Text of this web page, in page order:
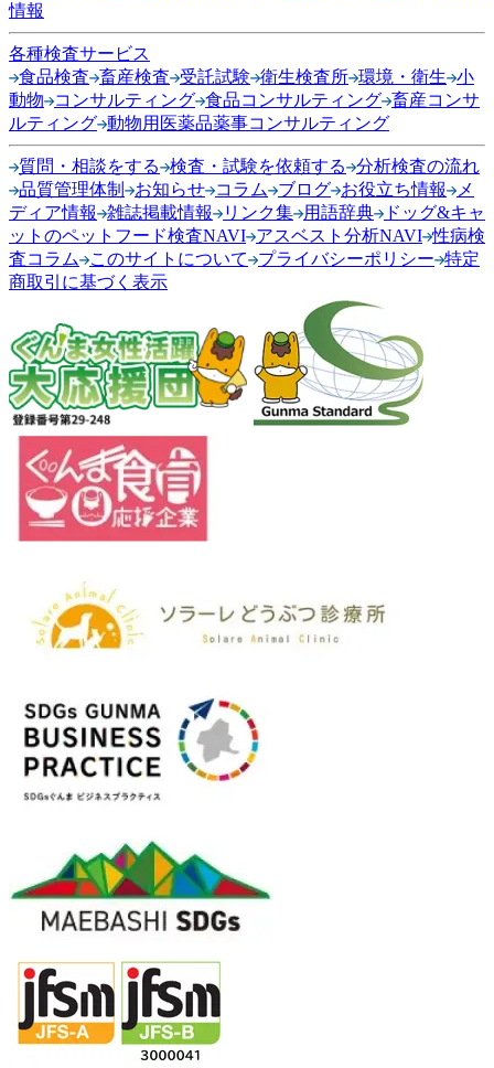
情報
各種検査サービス
食品検査 畜産検査 受託試験 衛生検査所 環境・衛生 小
動物
コンサルティング 食品コンサルティング 畜産コンサ
ルティング 動物用医薬品薬事コンサルティング
質問・相談をする 検査・試験を依頼する
分析検査の流れ
品質管理体制
お知らせ コラム ブログ お役立ち情報
メ
ディア情報
雑誌掲載情報 リンク集 用語辞典
ドッグ&キャ
ットのペットフード検査NAVI アスベスト分析NAVI 性病検
査コラム
このサイトについて プライバシーポリシー 特定
商取引に基づく表示